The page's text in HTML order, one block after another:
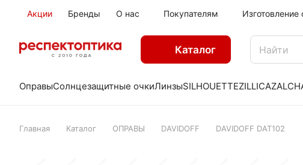
Акции Бренды О нас Покупателям Изготовление
Каталог
ОправыСолнцезащитные очкиЛинзыSILHOUETTEZILLICAZAL
Главная Каталог ОПРАВЫ DAVIDOFF DAVIDOFF DAT102